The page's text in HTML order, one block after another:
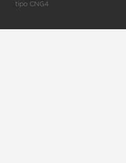
tipo CNG4